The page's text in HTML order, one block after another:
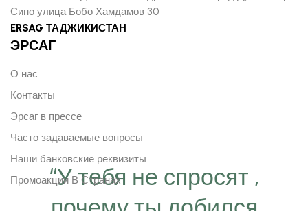
“У тебя не спросят ,
Сино улица Бобо Хамдамов 30
ERSAG ТАДЖИКИСТАН
ЭРСАГ
О нас
Контакты
Эрсаг в прессе
Часто задаваемые вопросы
Наши банковские реквизиты
Промоакции В Странах